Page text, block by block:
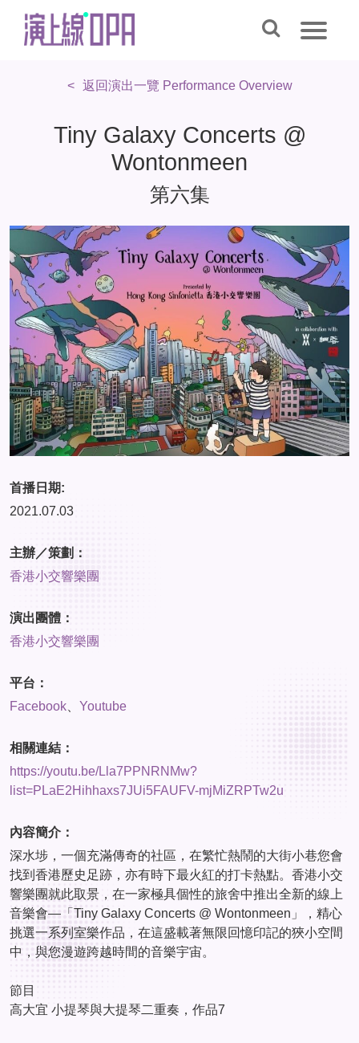
返回演出一覽 Performance Overview
Tiny Galaxy Concerts @
Wontonmeen
第六集
首播日期:
2021.07.03
主辦／策劃：
香港小交響樂團
演出團體：
香港小交響樂團
平台：
Facebook
Youtube
相關連結：
https://youtu.be/Lla7PPNRNMw?
list=PLaE2Hihhaxs7JUi5FAUFV-mjMiZRPTw2u
內容簡介：
深水埗，一個充滿傳奇的社區，在繁忙熱鬧的大街小巷您會
找到香港歷史足跡，亦有時下最火紅的打卡熱點。香港小交
響樂團就此取景，在一家極具個性的旅舍中推出全新的線上
音樂會—「Tiny Galaxy Concerts @ Wontonmeen」，精心
挑選一系列室樂作品，在這盛載著無限回憶印記的狹小空間
中，與您漫遊跨越時間的音樂宇宙。
節目
高大宜 小提琴與大提琴二重奏，作品7